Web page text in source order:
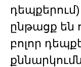
ընթացք են
բոլոր